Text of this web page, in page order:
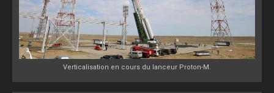
Verticalisation en cours du lanceur Proton-M.